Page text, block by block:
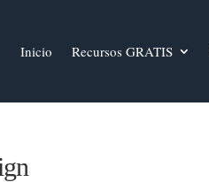
Inicio Recursos GRATIS